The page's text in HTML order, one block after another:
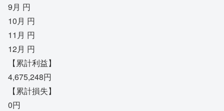
9月 円
10月 円
11月 円
12月 円
【累計利益】
4,675,248円
【累計損失】
0円